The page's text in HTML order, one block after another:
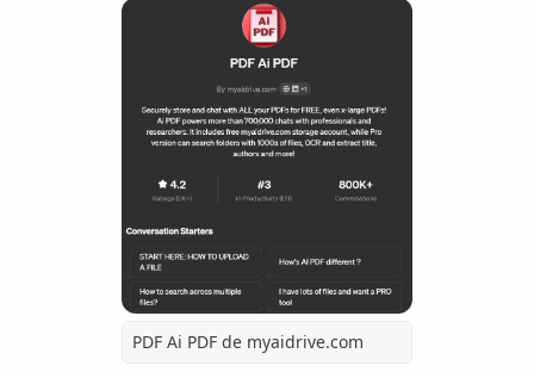
PDF Ai PDF de myaidrive.com